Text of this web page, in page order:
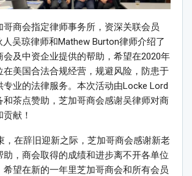
哥商会指定律师事务所，资深关联会员
吴琼律师和Mathew Burton律师介绍了
会及中资企业提供的帮助，希望在2020年
在美国合法合规经营，规避风险，防患于
专业的法律服务。本次活动由Locke Lord
和茶点赞助，芝加哥商会感谢吴律师对商
献！
，在辞旧迎新之际，芝加哥商会感谢新老
助，商会取得的成绩和进步离不开各单位
希望在新的一年里芝加哥商会和所有会员